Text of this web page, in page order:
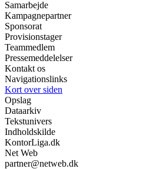
Samarbejde
Kampagnepartner
Sponsorat
Provisionstager
Teammedlem
Pressemeddelelser
Kontakt os
Navigationslinks
Kort over siden
Opslag
Dataarkiv
Tekstunivers
Indholdskilde
KontorLiga.dk
Net Web
partner@netweb.dk